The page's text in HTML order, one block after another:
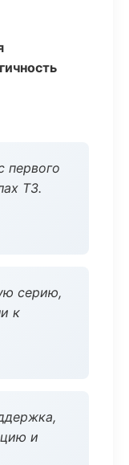
первого
ТЗ.
серию,
к
и